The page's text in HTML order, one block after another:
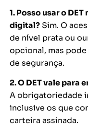
1. Posso usar o
digital? Sim. O
de nível prata ou
opcional, mas
de segurança.
2. O DET vale para
A obrigatoriedade
inclusive os que
carteira assinada.